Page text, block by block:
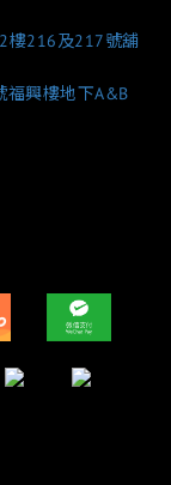
樓216及217號舖
福興樓地下A&B